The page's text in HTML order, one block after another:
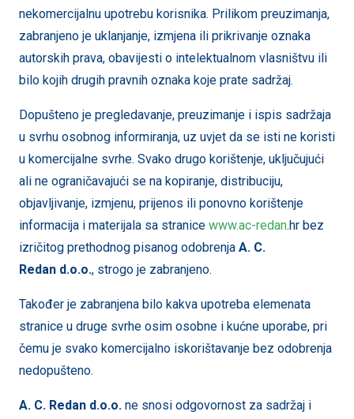
nekomercijalnu upotrebu korisnika. Prilikom preuzimanja,
zabranjeno je uklanjanje, izmjena ili prikrivanje oznaka
autorskih prava, obavijesti o intelektualnom vlasništvu ili
bilo kojih drugih pravnih oznaka koje prate sadržaj.
Dopušteno je pregledavanje, preuzimanje i ispis sadržaja
u svrhu osobnog informiranja, uz uvjet da se isti ne koristi
u komercijalne svrhe. Svako drugo korištenje, uključujući
ali ne ograničavajući se na kopiranje, distribuciju,
objavljivanje, izmjenu, prijenos ili ponovno korištenje
informacija i materijala sa stranice www.ac-redan.hr bez
izričitog prethodnog pisanog odobrenja A. C.
Redan d.o.o., strogo je zabranjeno.
Također je zabranjena bilo kakva upotreba elemenata
stranice u druge svrhe osim osobne i kućne uporabe, pri
čemu je svako komercijalno iskorištavanje bez odobrenja
nedopušteno.
A. C. Redan d.o.o. ne snosi odgovornost za sadržaj i